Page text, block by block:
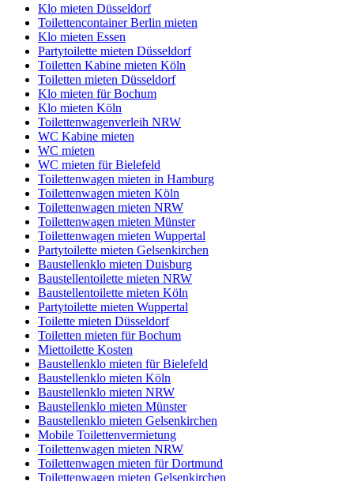
Klo mieten Düsseldorf
Toilettencontainer Berlin mieten
Klo mieten Essen
Partytoilette mieten Düsseldorf
Toiletten Kabine mieten Köln
Toiletten mieten Düsseldorf
Klo mieten für Bochum
Klo mieten Köln
Toilettenwagenverleih NRW
WC Kabine mieten
WC mieten
WC mieten für Bielefeld
Toilettenwagen mieten in Hamburg
Toilettenwagen mieten Köln
Toilettenwagen mieten NRW
Toilettenwagen mieten Münster
Toilettenwagen mieten Wuppertal
Partytoilette mieten Gelsenkirchen
Baustellenklo mieten Duisburg
Baustellentoilette mieten NRW
Baustellentoilette mieten Köln
Partytoilette mieten Wuppertal
Toilette mieten Düsseldorf
Toiletten mieten für Bochum
Miettoilette Kosten
Baustellenklo mieten für Bielefeld
Baustellenklo mieten Köln
Baustellenklo mieten NRW
Baustellenklo mieten Münster
Baustellenklo mieten Gelsenkirchen
Mobile Toilettenvermietung
Toilettenwagen mieten NRW
Toilettenwagen mieten für Dortmund
Toilettenwagen mieten Gelsenkirchen